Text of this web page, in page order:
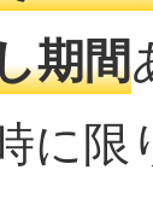
期間
に限